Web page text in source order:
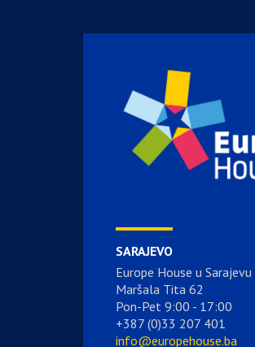
SARAJEVO
Europe House u Sarajevu
Maršala Tita 62
Pon-Pet 9:00 - 17:00
+387 (0)33 207 401
info@europehouse.ba